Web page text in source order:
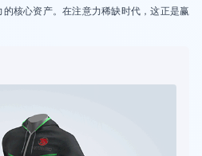
核心资产。在注意力稀缺时代，这正是赢